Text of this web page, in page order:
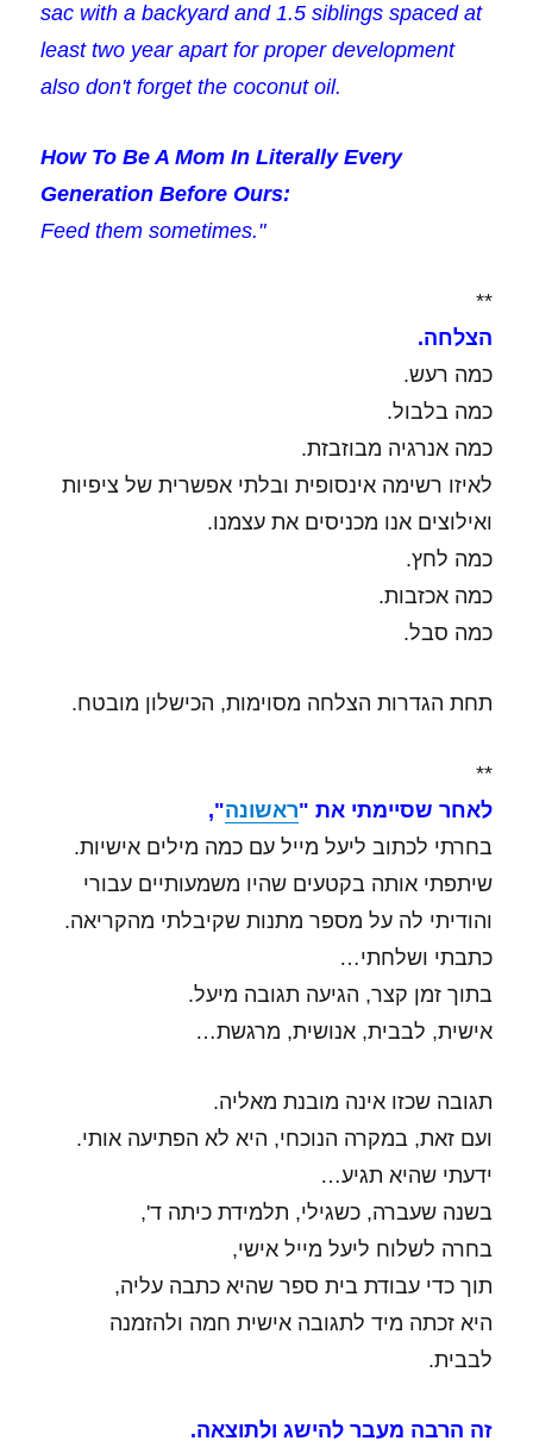
sac with a backyard and 1.5 siblings spaced at
least two year apart for proper development
also don't forget the coconut oil.
How To Be A Mom In Literally Every
Generation Before Ours:
Feed them sometimes."
**
הצלחה.
כמה רעש.
כמה בלבול.
כמה אנרגיה מבוזבזת.
לאיזו רשימה אינסופית ובלתי אפשרית של ציפיות
ואילוצים אנו מכניסים את עצמנו.
כמה לחץ.
כמה אכזבות.
כמה סבל.
תחת הגדרות הצלחה מסוימות, הכישלון מובטח.
**
לאחר שסיימתי את "ראשונה",
בחרתי לכתוב ליעל מייל עם כמה מילים אישיות.
שיתפתי אותה בקטעים שהיו משמעותיים עבורי
והודיתי לה על מספר מתנות שקיבלתי מהקריאה.
כתבתי ושלחתי…
בתוך זמן קצר, הגיעה תגובה מיעל.
אישית, לבבית, אנושית, מרגשת…
תגובה שכזו אינה מובנת מאליה.
ועם זאת, במקרה הנוכחי, היא לא הפתיעה אותי.
ידעתי שהיא תגיע…
בשנה שעברה, כשגילי, תלמידת כיתה ד',
בחרה לשלוח ליעל מייל אישי,
תוך כדי עבודת בית ספר שהיא כתבה עליה,
היא זכתה מיד לתגובה אישית חמה ולהזמנה
לבבית.
זה הרבה מעבר להישג ולתוצאה.